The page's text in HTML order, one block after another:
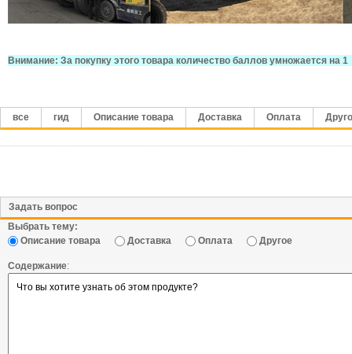
Внимание: За покупку этого товара количество баллов умножается на 1
все гид Описание товара Доставка Оплата
Задать вопрос
Выбрать тему:
Описание товара
Доставка Оплата Другое
Содержание: